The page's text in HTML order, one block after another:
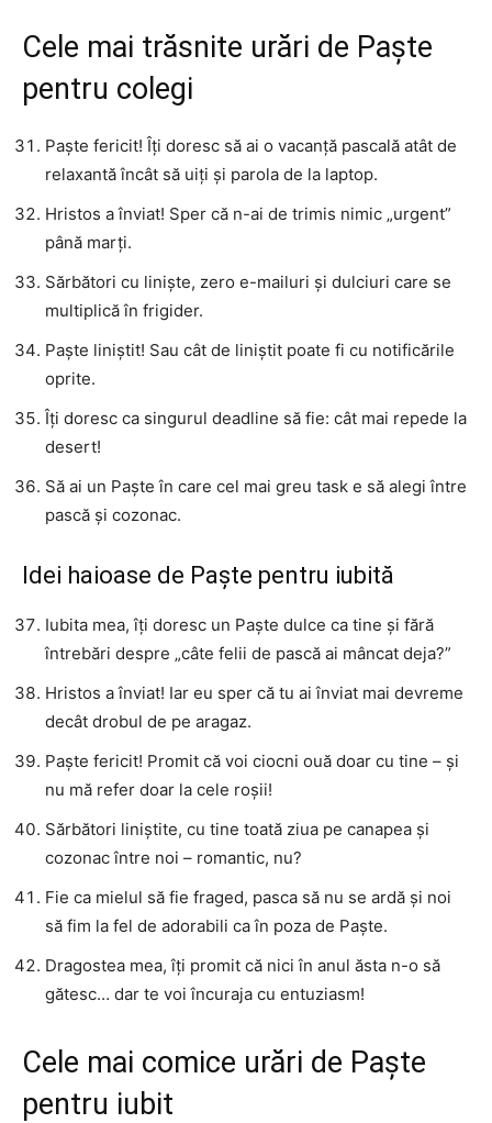
Cele mai trăsnite urări de Paște
pentru colegi
Paște fericit! Îți doresc să ai o vacanță pascală atât de
relaxantă încât să uiți și parola de la laptop.
Hristos a înviat! Sper că n-ai de trimis nimic „urgent”
până marți.
Sărbători cu liniște, zero e-mailuri și dulciuri care se
multiplică în frigider.
Paște liniștit! Sau cât de liniștit poate fi cu notificările
oprite.
Îți doresc ca singurul deadline să fie: cât mai repede la
desert!
Să ai un Paște în care cel mai greu task e să alegi între
pască și cozonac.
Idei haioase de Paște pentru iubită
Iubita mea, îți doresc un Paște dulce ca tine și fără
întrebări despre „câte felii de pască ai mâncat deja?”
Hristos a înviat! Iar eu sper că tu ai înviat mai devreme
decât drobul de pe aragaz.
Paște fericit! Promit că voi ciocni ouă doar cu tine – și
nu mă refer doar la cele roșii!
Sărbători liniștite, cu tine toată ziua pe canapea și
cozonac între noi – romantic, nu?
Fie ca mielul să fie fraged, pasca să nu se ardă și noi
să fim la fel de adorabili ca în poza de Paște.
Dragostea mea, îți promit că nici în anul ăsta n-o să
gătesc… dar te voi încuraja cu entuziasm!
Cele mai comice urări de Paște
pentru iubit